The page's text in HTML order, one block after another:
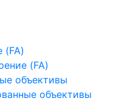
(FA)
(FA)
объективы
объективы